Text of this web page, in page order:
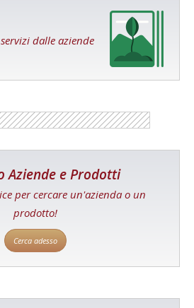
dalle aziende
Aziende e Prodotti
per cercare un'azienda o un
prodotto!
Cerca adesso